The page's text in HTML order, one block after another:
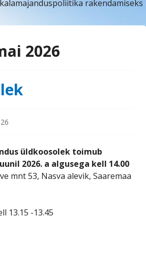
rakendamiseks
2026
üldkoosolek toimub
2026. a algusega kell 14.00
mnt 53, Nasva alevik, Saaremaa
13.15 -13.45